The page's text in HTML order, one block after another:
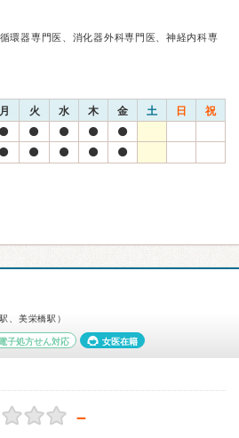
環器専門医、消化器外科専門医、神経内科専
月 火 水 木 金 土 日 祝
、美栄橋駅）
電子処方せん対応 女医在籍
－